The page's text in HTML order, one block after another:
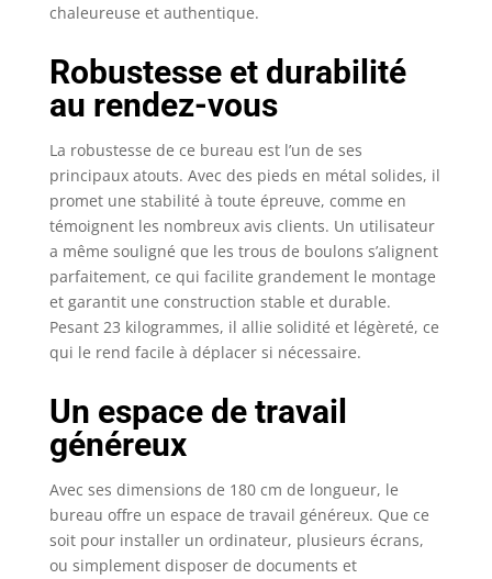
bureau d'ordinateur
d'ingénierie marron
rustique de qualité et
avec des pieds solides
en métal noir. Nous
stabilité et la
durabilité du grand
bureau de direction,
permettant au grand
bureau d'écriture
d'être utilisé pendant
une longue période
sans compromettre
Construction robuste
et scientifique pouvant
grande taille】80 cm P
x 180 cm L x 76 cm H,
poids de 23,6 kg,
capacité de 181,4 kg.
chaleureuse et authentique.
Robustesse et durabilité
au rendez-vous
La robustesse de ce bureau est l’un de ses
principaux atouts. Avec des pieds en métal solides, il
promet une stabilité à toute épreuve, comme en
témoignent les nombreux avis clients. Un utilisateur
a même souligné que les trous de boulons s’alignent
parfaitement, ce qui facilite grandement le montage
et garantit une construction stable et durable.
Pesant 23 kilogrammes, il allie solidité et légèreté, ce
qui le rend facile à déplacer si nécessaire.
Un espace de travail
généreux
Avec ses dimensions de 180 cm de longueur, le
bureau offre un espace de travail généreux. Que ce
soit pour installer un ordinateur, plusieurs écrans,
ou simplement disposer de documents et